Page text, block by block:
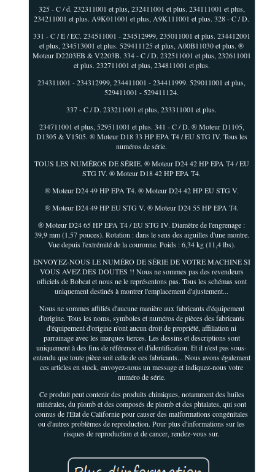
325 - C / d. 232311001 et plus, 232411001 et plus. 234111001 et plus,
234211001 et plus. A9K011001 et plus, A9K111001 et plus. 328 - C / D.
331 - C / E / EC. 234511001 - 234512999, 235011001 et plus. 234412001
et plus, 234513001 et plus. 529411125 et plus, A00B11030 et plus. ®
Moteur D2203EB & V2203B. 334 - C / D. 232511001 et plus, 232611001
et plus. 232711001 et plus, 234811001 et plus.
234311001 - 234312999, 234411001 - 234411999. 529011001 et plus,
529411001 - 529411124.
337 - C / D. 233211001 et plus, 233311001 et plus.
234711001 et plus, 529511001 et plus. 341 - C / D. ® Moteur D1105,
D1305 & V1505. ® Moteur D18 33 HP EPA T4 / EU STG IV. Tous les
numéros de série.
TOUS LES NUMÉROS DE SÉRIE. ® Moteur D24 42 HP EPA T4 / EU
STG IV. ® Moteur D18 42 HP EPA T4.
® Moteur D24 49 HP EPA T4. ® Moteur D24 42 HP EU STG V.
® Moteur D24 49 HP EU STG V. ® Moteur D24 55 HP EPA T4.
® Moteur D24 65 HP EPA T4 / EU STG IV. Diamètre de l'engrenage :
39,9 mm (1,57 pouces). Rotation : dans le sens des aiguilles d'une montre.
Vue depuis l'extrémité de la couronne. Poids : 6,34 kg (11,4 lbs).
ENVOYEZ-NOUS LE NUMÉRO DE SÉRIE DE VOTRE MACHINE SI
VOUS AVEZ DES DOUTES !! Nous ne sommes pas des revendeurs
officiels de Bobcat et nous ne le représentons pas. Tous les schémas sont
uniquement destinés à montrer l'emplacement d'ajustement...
Nous ne sommes affiliés d'aucune manière aux fabricants d'équipement
d'origine. Tous les noms, symboles et numéros de pièces des fabricants
d'équipement d'origine n'ont aucun droit de propriété, affiliation ni
parrainage avec les marques tierces. Les dessins et descriptions sont
uniquement à des fins de référence et d'identification. Et il n'est pas sous-
entendu que toute pièce soit celle de ces fabricants... Nous avons également
ces articles en stock, envoyez-nous un message et indiquez-nous votre
numéro de série.
Ce produit peut contenir des produits chimiques, notamment des huiles
minérales, du plomb et des composés de plomb et des phtalates, qui sont
connus de l'État de Californie pour causer des malformations congénitales
ou d'autres problèmes de reproduction. Pour plus d'informations sur les
risques de reproduction et de cancer, rendez-vous sur.